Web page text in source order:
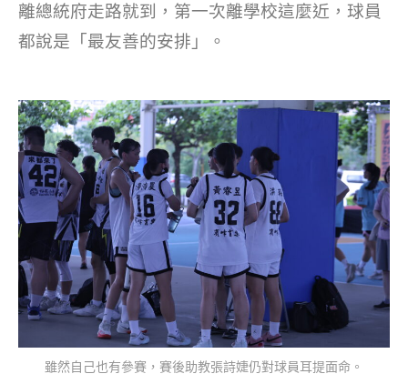
離總統府走路就到，第一次離學校這麼近，球員
都說是「最友善的安排」。
雖然自己也有參賽，賽後助教張詩婕仍對球員耳提面命。